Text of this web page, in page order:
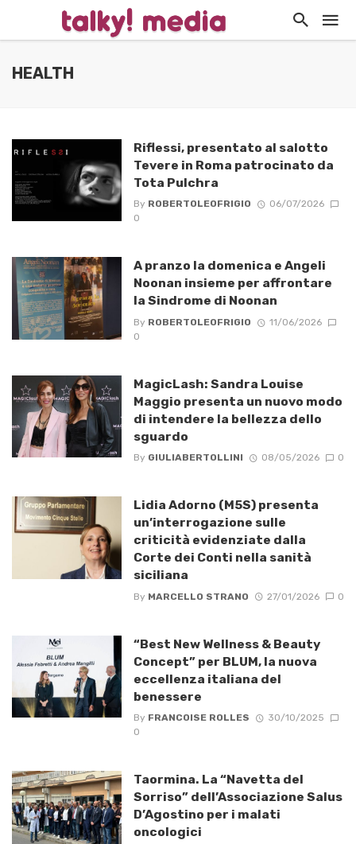
HEALTH
Riflessi, presentato al salotto
Tevere in Roma patrocinato da
Tota Pulchra
By ROBERTOLEOFRIGIO
06/07/2026
0
A pranzo la domenica e Angeli
Noonan insieme per affrontare
la Sindrome di Noonan
By ROBERTOLEOFRIGIO
11/06/2026
0
MagicLash: Sandra Louise
Maggio presenta un nuovo modo
di intendere la bellezza dello
sguardo
By GIULIABERTOLLINI 08/05/2026 0
Lidia Adorno (M5S) presenta
un’interrogazione sulle
criticità evidenziate dalla
Corte dei Conti nella sanità
siciliana
By MARCELLO STRANO 27/01/2026 0
“Best New Wellness & Beauty
Concept” per BLUM, la nuova
eccellenza italiana del
benessere
By FRANCOISE ROLLES
30/10/2025
0
Taormina. La “Navetta del
Sorriso” dell’Associazione Salus
D’Agostino per i malati
oncologici